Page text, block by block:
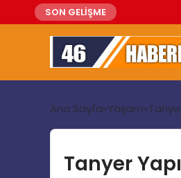
SON GELİŞME
Ana Sayfa Yaşam
Tanyer